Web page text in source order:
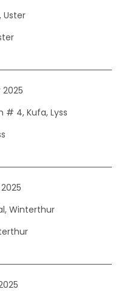
Uster
2025
# 4, Kufa, Lyss
Winterthur